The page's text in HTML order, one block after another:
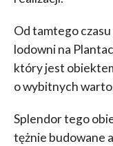
Od tamtego
lodowni na
który jest
o wybitnych
Splendor tego
tężnie budowane